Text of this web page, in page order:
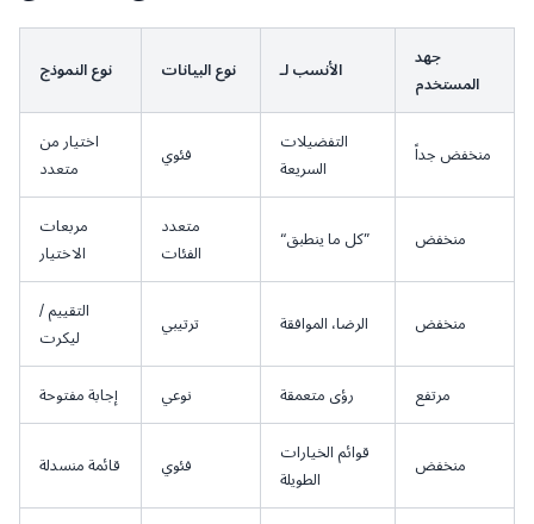
نوع النموذج نوع البيانات الأنسب لـ
جهد
المستخدم
اختيار من
متعدد
فئوي
التفضيلات
السريعة
منخفض جداً
مربعات
الاختيار
متعدد
الفئات
“كل ما ينطبق” منخفض
التقييم /
ليكرت
ترتيبي الرضا، الموافقة منخفض
إجابة مفتوحة نوعي رؤى متعمقة مرتفع
قائمة منسدلة فئوي
قوائم الخيارات
الطويلة
منخفض